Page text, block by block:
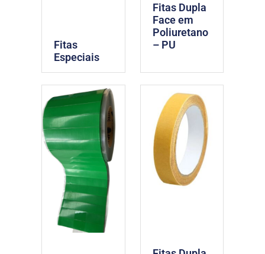
Fitas
Especiais
Fitas Dupla
Face em
Poliuretano
– PU